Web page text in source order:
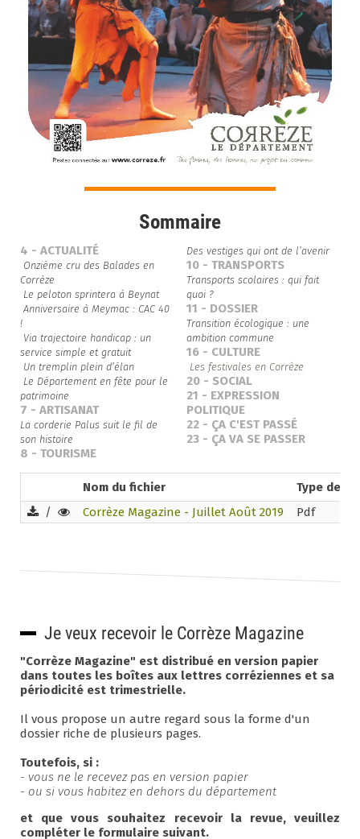
Sommaire
4 - ACTUALITÉ
Onzième cru des Balades en
Corrèze
 Le peloton sprintera à Beynat
 Anniversaire à Meymac : CAC 40
!
 Via trajectoire handicap : un
service simple et gratuit
 Un tremplin plein d’élan
 Le Département en fête pour le
patrimoine
7 - ARTISANAT
La corderie Palus suit le fil de
son histoire
8 - TOURISME
Des vestiges qui ont de l’avenir
10 - TRANSPORTS
Transports scolaires : qui fait
quoi ?
11 - DOSSIER
Transition écologique : une
ambition commune
16 - CULTURE
 Les festivales en Corrèze
20 - SOCIAL
21 - EXPRESSION
POLITIQUE
22 - ÇA C'EST PASSÉ
23 - ÇA VA SE PASSER
Nom du fichier
Type de
/
Corrèze Magazine - Juillet Août 2019 Pdf
Je veux recevoir le Corrèze Magazine
"Corrèze Magazine" est distribué en version papier
dans toutes les boîtes aux lettres corréziennes et sa
périodicité est trimestrielle.
Il vous propose un autre regard sous la forme d'un
dossier riche de plusieurs pages.
Toutefois, si :
- vous ne le recevez pas en version papier
- ou si vous habitez en dehors du département
et que vous souhaitez recevoir la revue, veuillez
compléter le formulaire suivant.